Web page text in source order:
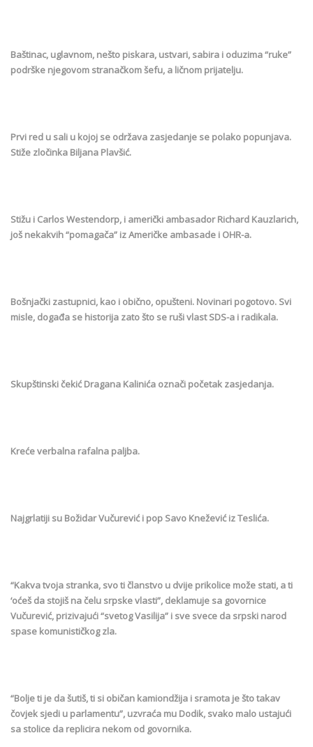
Baštinac, uglavnom, nešto piskara, ustvari, sabira i oduzima “ruke”
podrške njegovom stranačkom šefu, a ličnom prijatelju.
Prvi red u sali u kojoj se održava zasjedanje se polako popunjava.
Stiže zločinka Biljana Plavšić.
Stižu i Carlos Westendorp, i američki ambasador Richard Kauzlarich,
još nekakvih “pomagača” iz Američke ambasade i OHR-a.
Bošnjački zastupnici, kao i obično, opušteni. Novinari pogotovo. Svi
misle, događa se historija zato što se ruši vlast SDS-a i radikala.
Skupštinski čekić Dragana Kalinića označi početak zasjedanja.
Kreće verbalna rafalna paljba.
Najgrlatiji su Božidar Vučurević i pop Savo Knežević iz Teslića.
“Kakva tvoja stranka, svo ti članstvo u dvije prikolice može stati, a ti
‘oćeš da stojiš na čelu srpske vlasti”, deklamuje sa govornice
Vučurević, prizivajući “svetog Vasilija” i sve svece da srpski narod
spase komunističkog zla.
“Bolje ti je da šutiš, ti si običan kamiondžija i sramota je što takav
čovjek sjedi u parlamentu”, uzvraća mu Dodik, svako malo ustajući
sa stolice da replicira nekom od govornika.